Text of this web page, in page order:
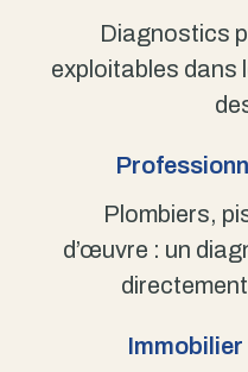
Diagnostics
exploitables dans
Plombiers,
d’œuvre : un